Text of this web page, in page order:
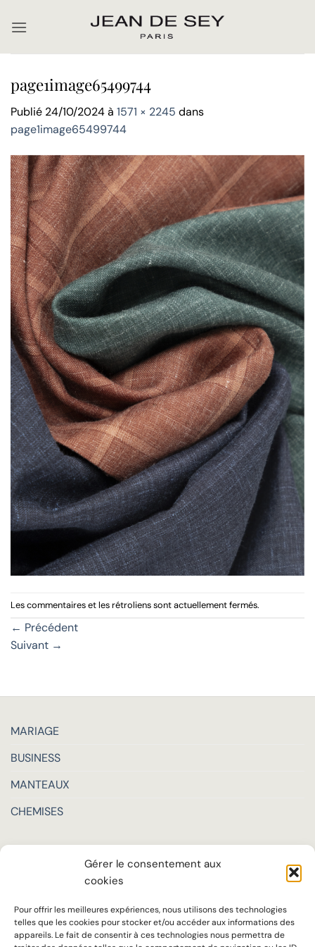
Gérer le consentement aux
cookies
Pour offrir les meilleures expériences, nous utilisons des technologies
telles que les cookies pour stocker et/ou accéder aux informations des
appareils. Le fait de consentir à ces technologies nous permettra de
page1image65499744
Publié 24/10/2024à 1571 × 2245 dans
page1image65499744
Les commentaires et les rétroliens sont actuellement fermés.
← Précédent
Suivant →
MARIAGE
BUSINESS
MANTEAUX
CHEMISES
SUR MESURE
SAVOIR-FAIRE